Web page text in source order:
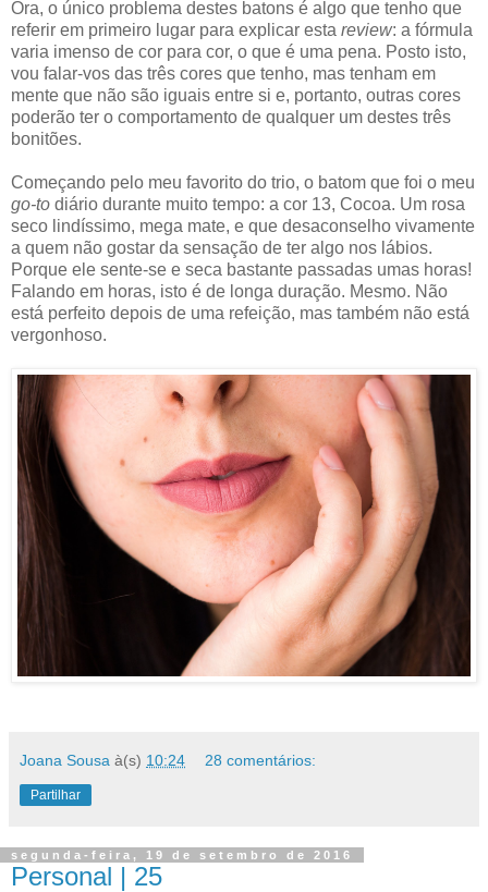
Ora, o único problema destes batons é algo que tenho que
referir em primeiro lugar para explicar esta review: a fórmula
varia imenso de cor para cor, o que é uma pena. Posto isto,
vou falar-vos das três cores que tenho, mas tenham em
mente que não são iguais entre si e, portanto, outras cores
poderão ter o comportamento de qualquer um destes três
bonitões.
Começando pelo meu favorito do trio, o batom que foi o meu
go-to diário durante muito tempo: a cor 13, Cocoa. Um rosa
seco lindíssimo, mega mate, e que desaconselho vivamente
a quem não gostar da sensação de ter algo nos lábios.
Porque ele sente-se e seca bastante passadas umas horas!
Falando em horas, isto é de longa duração. Mesmo. Não
está perfeito depois de uma refeição, mas também não está
vergonhoso.
Joana Sousa à(s) 10:24 28 comentários:
Partilhar
segunda-feira, 19 de setembro de 2016
Personal | 25